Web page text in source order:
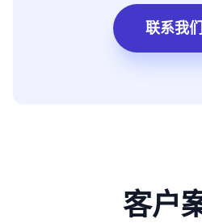
联系我们
客户